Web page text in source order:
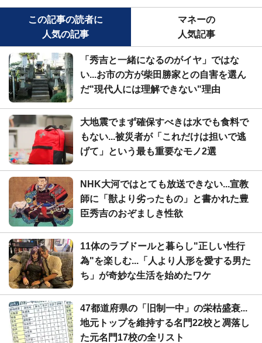
この記事の読者に
人気の記事
マネーの
人気記事
「秀吉と一緒になるのがイヤ」ではな
い...お市の方が柴田勝家との自害を選ん
だ"現代人には理解できない"理由
大地震でまず確保すべきは水でも食料で
もない...被災者が「これだけは担いで逃
げて」という最も重要なモノ2選
NHK大河ではとても放送できない...宣教
師に「獣より劣ったもの」と書かれた豊
臣秀吉のおぞましき性欲
11体のラブドールと暮らし"正しい性行
為"を楽しむ...「人より人形を愛する男た
ち」が奇妙な生活を始めたワケ
47都道府県の「旧制一中」の栄枯盛衰...
地元トップを維持する名門22校と凋落し
た元名門17校の全リスト